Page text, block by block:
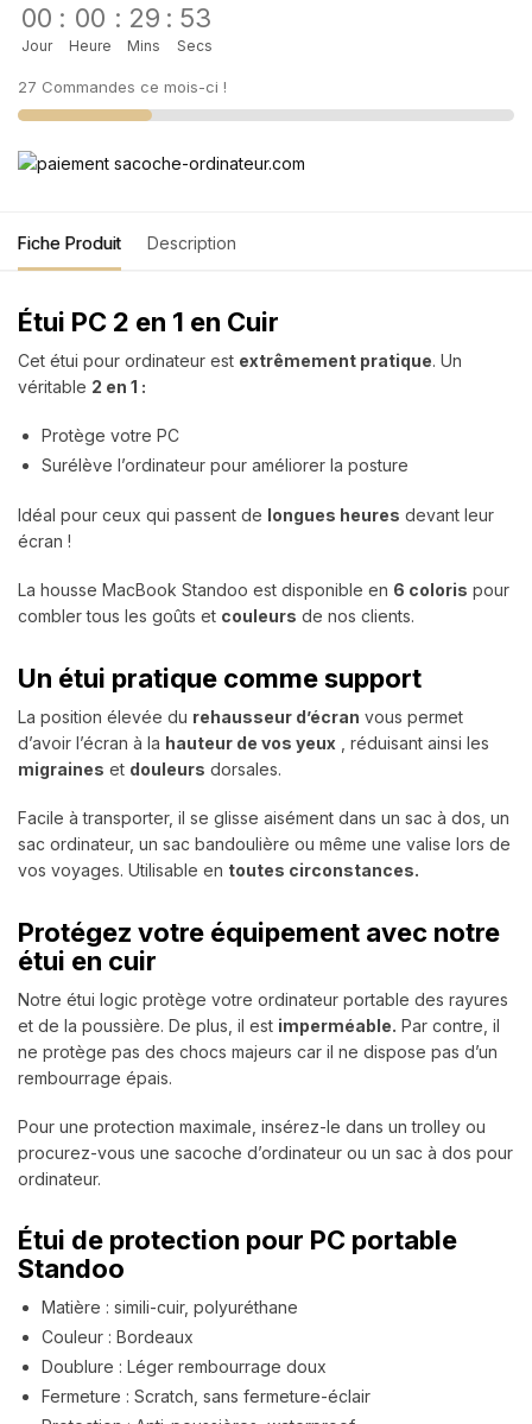
00
Jour
: 00
Heure
: 29
Mins
: 53
Secs
27 Commandes ce mois-ci !
Fiche Produit Description
Étui PC 2 en 1 en Cuir
Cet étui pour ordinateur est extrêmement pratique. Un
véritable 2 en 1 :
Protège votre PC
Surélève l’ordinateur pour améliorer la posture
Idéal pour ceux qui passent de longues heures devant leur
écran !
La housse MacBook Standoo est disponible en 6 coloris pour
combler tous les goûts et couleurs de nos clients.
Un étui pratique comme support
La position élevée du rehausseur d’écran vous permet
d’avoir l’écran à la hauteur de vos yeux
, réduisant ainsi les
migraines et douleurs dorsales.
Facile à transporter, il se glisse aisément dans un sac à dos, un
sac ordinateur, un sac bandoulière ou même une valise lors de
vos voyages. Utilisable en toutes circonstances.
Protégez votre équipement avec notre
étui en cuir
Notre étui logic protège votre ordinateur portable des rayures
et de la poussière. De plus, il est imperméable. Par contre, il
ne protège pas des chocs majeurs car il ne dispose pas d’un
rembourrage épais.
Pour une protection maximale, insérez-le dans un trolley ou
procurez-vous une sacoche d’ordinateur ou un sac à dos pour
ordinateur.
Étui de protection pour PC portable
Standoo
Matière : simili-cuir, polyuréthane
Couleur : Bordeaux
Doublure : Léger rembourrage doux
Fermeture : Scratch, sans fermeture-éclair